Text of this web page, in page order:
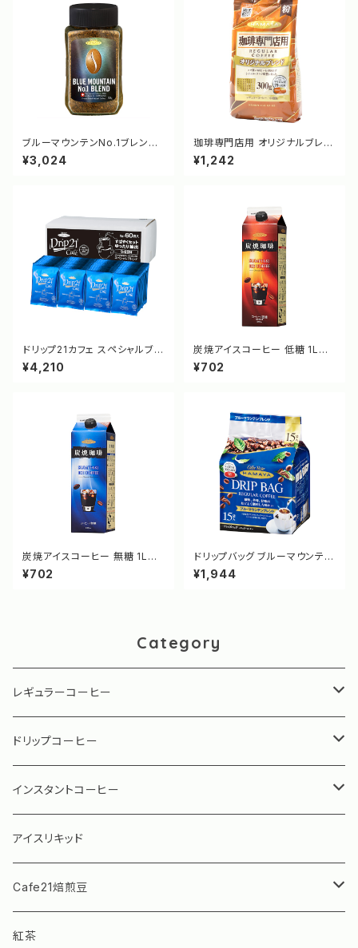
ブルーマウンテンNo.1ブレンド
50g [2013]
¥3,024
珈琲専門店用 オリジナルブレン
ド(粉) 300g [3400]
¥1,242
ドリップ21カフェ スペシャルブレ
ンド OCボックス S-60N [338
1]
¥4,210
炭焼アイスコーヒー 低糖 1Lパ
ック [6006]
¥702
炭焼アイスコーヒー 無糖 1Lパ
ック [6007]
¥702
ドリップバッグ ブルーマウンテン
ブレンド 15袋 [3636]
¥1,944
Category
レギュラーコーヒー
珈琲専門店用シリーズ
水出しアイスコーヒー
ドリップコーヒー
珈琲専門店用シリーズ
グランデックス パーソナルコーヒー
インスタントコーヒー
ブルーマウンテン ボトル（瓶）タイプ
ブルーマウンテン スティックタイプ
モカフィーノ インスタントコーヒー
アイスリキッド
Cafe21焙煎豆
Cafe21焙煎豆 ストレート
紅茶